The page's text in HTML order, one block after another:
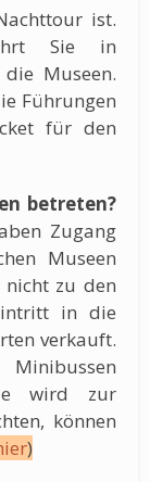
ist.
Sie in
Museen.
Führungen
für den
betreten?
Zugang
Museen
nicht zu den
in die
verkauft.
wird zur
können
)